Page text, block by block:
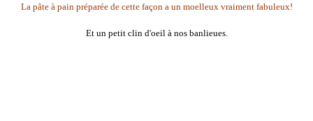
La pâte à pain préparée de cette façon a un moelleux vraiment fabuleux!
Et un petit clin d'oeil à nos banlieues.